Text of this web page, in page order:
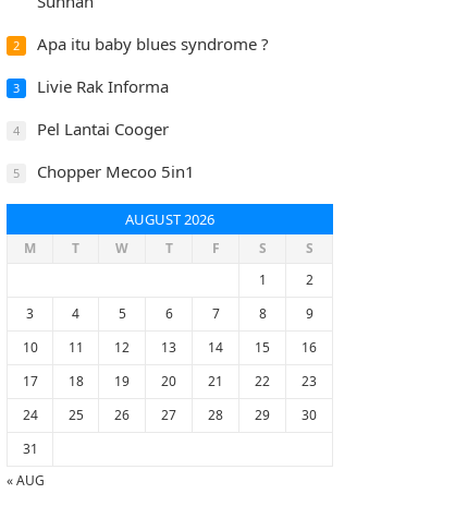
2 Apa itu baby blues syndrome ?
3 Livie Rak Informa
4 Pel Lantai Cooger
5 Chopper Mecoo 5in1
AUGUST 2026
M T W T F S
S
1
2
3
4 5 6 7 8
9
10
11 12 13 14 15
16
17
18 19 20 21 22
23
24
25 26 27 28 29
30
31
« AUG